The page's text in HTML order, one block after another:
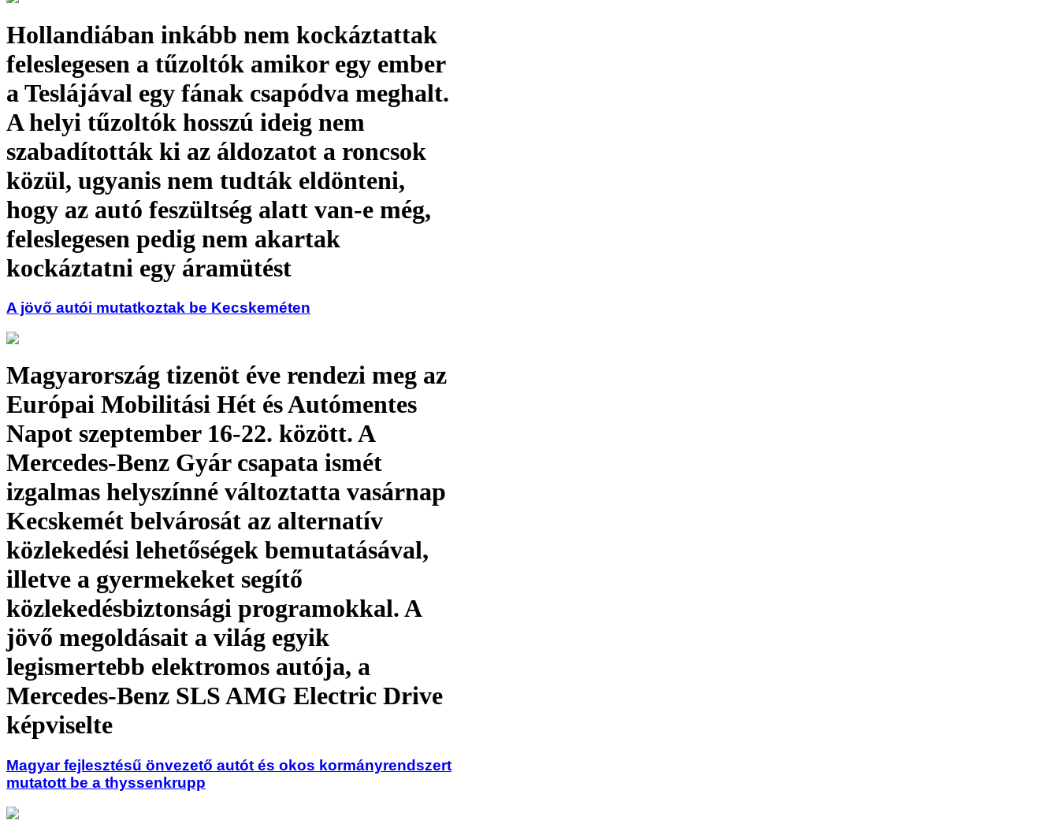
Hollandiában inkább nem kockáztattak
feleslegesen a tűzoltók amikor egy ember
a Teslájával egy fának csapódva meghalt.
A helyi tűzoltók hosszú ideig nem
szabadították ki az áldozatot a roncsok
közül, ugyanis nem tudták eldönteni,
hogy az autó feszültség alatt van-e még,
feleslegesen pedig nem akartak
kockáztatni egy áramütést
A jövő autói mutatkoztak be Kecskeméten
Magyarország tizenöt éve rendezi meg az
Európai Mobilitási Hét és Autómentes
Napot szeptember 16-22. között. A
Mercedes-Benz Gyár csapata ismét
izgalmas helyszínné változtatta vasárnap
Kecskemét belvárosát az alternatív
közlekedési lehetőségek bemutatásával,
illetve a gyermekeket segítő
közlekedésbiztonsági programokkal. A
jövő megoldásait a világ egyik
legismertebb elektromos autója, a
Mercedes-Benz SLS AMG Electric Drive
képviselte
Magyar fejlesztésű önvezető autót és okos kormányrendszert
mutatott be a thyssenkrupp